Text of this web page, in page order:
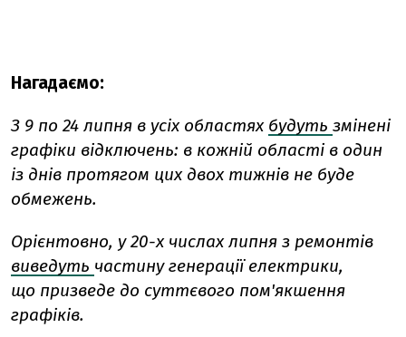
Нагадаємо:
З 9 по 24 липня в усіх областях будуть змінені
графіки відключень: в кожній області в один
із днів протягом цих двох тижнів не буде
обмежень.
Орієнтовно, у 20-х числах липня з ремонтів
виведуть частину генерації електрики,
що призведе до суттєвого пом'якшення
графіків.